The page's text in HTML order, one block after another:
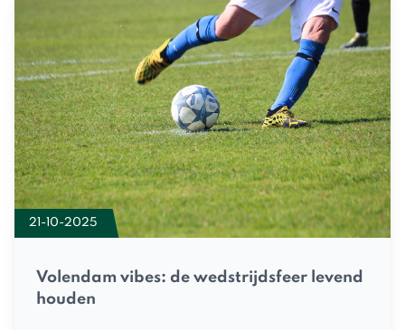
21-10-2025
Volendam vibes: de wedstrijdsfeer levend
houden